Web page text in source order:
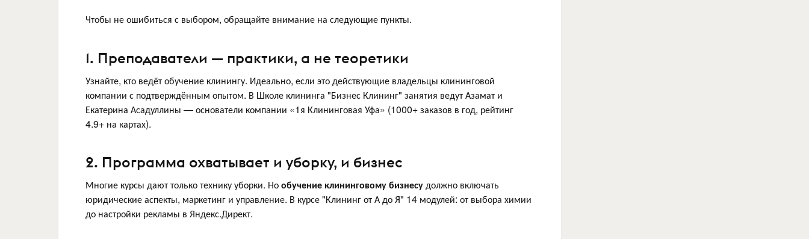
Чтобы не ошибиться с выбором, обращайте внимание на следующие пункты.
1. Преподаватели — практики, а не теоретики
Узнайте, кто ведёт обучение клинингу. Идеально, если это действующие владельцы клининговой
компании с подтверждённым опытом. В Школе клининга "Бизнес Клининг" занятия ведут Азамат и
Екатерина Асадуллины — основатели компании «1я Клининговая Уфа» (1000+ заказов в год, рейтинг
4.9+ на картах).
2. Программа охватывает и уборку, и бизнес
Многие курсы дают только технику уборки. Нообучение клининговому бизнесудолжно включать
юридические аспекты, маркетинг и управление. В курсе "Клининг от А до Я" 14 модулей: от выбора химии
до настройки рекламы в Яндекс.Директ.